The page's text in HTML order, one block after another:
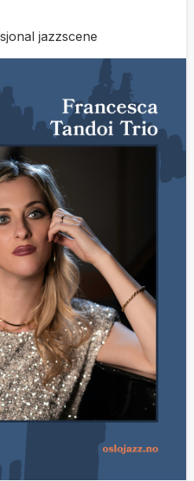
jazzscene